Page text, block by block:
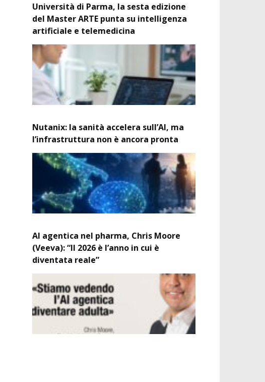
Università di Parma, la sesta edizione
del Master ARTE punta su intelligenza
artificiale e telemedicina
Nutanix: la sanità accelera sull’AI, ma
l’infrastruttura non è ancora pronta
AI agentica nel pharma, Chris Moore
(Veeva): “Il 2026 è l’anno in cui è
diventata reale”